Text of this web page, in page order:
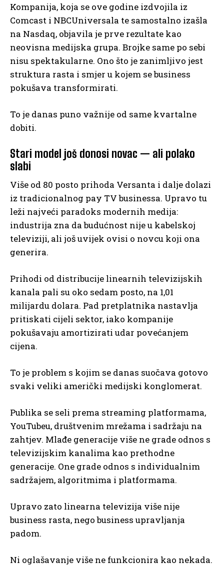
Kompanija, koja se ove godine izdvojila iz
Comcast i NBCUniversala te samostalno izašla
na Nasdaq, objavila je prve rezultate kao
neovisna medijska grupa. Brojke same po sebi
nisu spektakularne. Ono što je zanimljivo jest
struktura rasta i smjer u kojem se business
pokušava transformirati.
To je danas puno važnije od same kvartalne
dobiti.
Stari model još donosi novac — ali polako
slabi
Više od 80 posto prihoda Versanta i dalje dolazi
iz tradicionalnog pay TV businessa. Upravo tu
leži najveći paradoks modernih medija:
industrija zna da budućnost nije u kabelskoj
televiziji, ali još uvijek ovisi o novcu koji ona
generira.
Prihodi od distribucije linearnih televizijskih
kanala pali su oko sedam posto, na 1,01
milijardu dolara. Pad pretplatnika nastavlja
pritiskati cijeli sektor, iako kompanije
pokušavaju amortizirati udar povećanjem
cijena.
To je problem s kojim se danas suočava gotovo
svaki veliki američki medijski konglomerat.
Publika se seli prema streaming platformama,
YouTubeu, društvenim mrežama i sadržaju na
zahtjev. Mlađe generacije više ne grade odnos s
televizijskim kanalima kao prethodne
generacije. One grade odnos s individualnim
sadržajem, algoritmima i platformama.
Upravo zato linearna televizija više nije
business rasta, nego business upravljanja
padom.
Ni oglašavanje više ne funkcionira kao nekada.